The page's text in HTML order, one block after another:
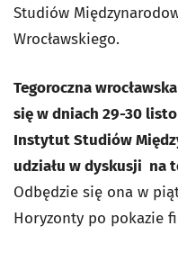
Studiów
Wrocławskiego.
Tegoroczna
się w dniach 29-30
Instytut Studiów
udziału w dyskusji na
Odbędzie się ona w
Horyzonty po pokazie